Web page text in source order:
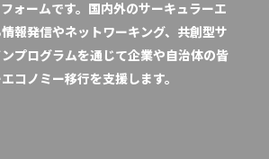
ォームです。国内外のサーキュラーエ
報発信やネットワーキング、共創型サ
プログラムを通じて企業や自治体の皆
コノミー移行を支援します。